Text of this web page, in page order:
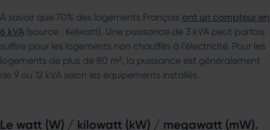
À savoir que 70% des logements Français ont un compteur en
6 kVA (source : Kelwatt). Une puissance de 3 kVA peut parfois
suffire pour les logements non chauffés à l’électricité. Pour les
logements de plus de 80 m², la puissance est généralement
de 9 ou 12 kVA selon les équipements installés.
Le watt (W) / kilowatt (kW) / megawatt (mW).